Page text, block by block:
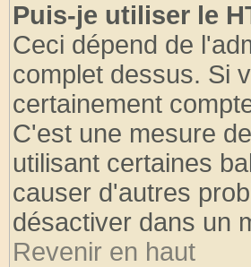
Puis-je utiliser le
Ceci dépend de
complet dessus. Si
certainement
C'est une mesure de
utilisant certaines
causer d'autres
désactiver dans un
Revenir en haut